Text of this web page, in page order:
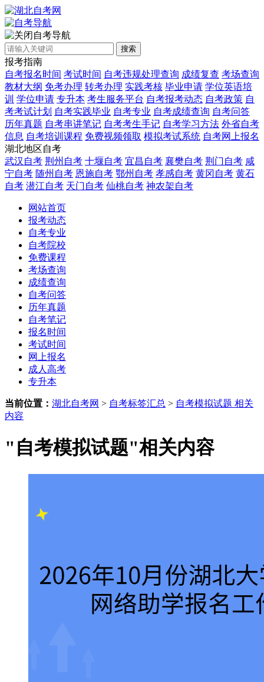
自考导航
搜索
报考指南
自考报名时间 考试时间 自考违规处理查询 成绩复查 考场查询
教材大纲 免考办理 转考办理 实践考核 毕业申请 学位英语培
训 学位申请 专升本 考生服务平台 自考报考动态 自考政策 自
考考试计划 自考实践毕业 自考专业 自考成绩查询 自考问答
历年真题 自考串讲笔记 自考考生手记 自考学习方法 外省自考
信息 自考培训课程 免费视频领取 模拟考试系统 自考网上报名
湖北地区自考
武汉自考 荆州自考 十堰自考 宜昌自考 襄樊自考 荆门自考 咸
宁自考 随州自考 恩施自考 鄂州自考 孝感自考 黄冈自考 黄石
自考 潜江自考 天门自考 仙桃自考 神农架自考
网站首页
报考动态
自考专业
自考院校
免费课程
考场查询
成绩查询
自考问答
历年真题
自考笔记
报名时间
考试时间
网上报名
成人高考
专升本
当前位置： 湖北自考网 > 自考标签汇总 > 自考模拟试题 相关
内容
"自考模拟试题"相关内容